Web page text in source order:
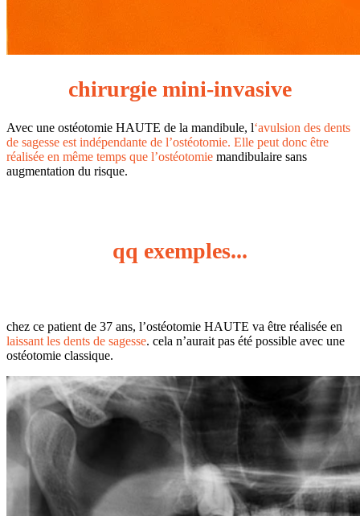
chirurgie mini-invasive
Avec une ostéotomie HAUTE de la mandibule, l‘avulsion des dents
de sagesse est indépendante de l’ostéotomie. Elle peut donc être
réalisée en même temps que l’ostéotomie mandibulaire sans
augmentation du risque.
qq exemples...
chez ce patient de 37 ans, l’ostéotomie HAUTE va être réalisée en
laissant les dents de sagesse. cela n’aurait pas été possible avec une
ostéotomie classique.